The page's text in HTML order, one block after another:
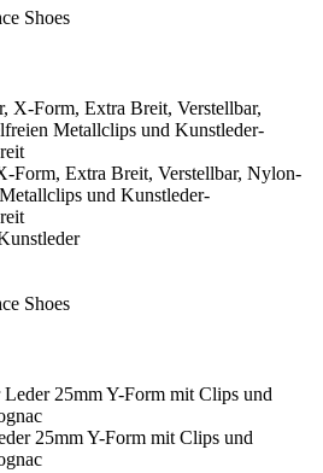
Form, Extra Breit, Verstellbar, Nylon-
und Kunstleder-
25mm Y-Form mit Clips und